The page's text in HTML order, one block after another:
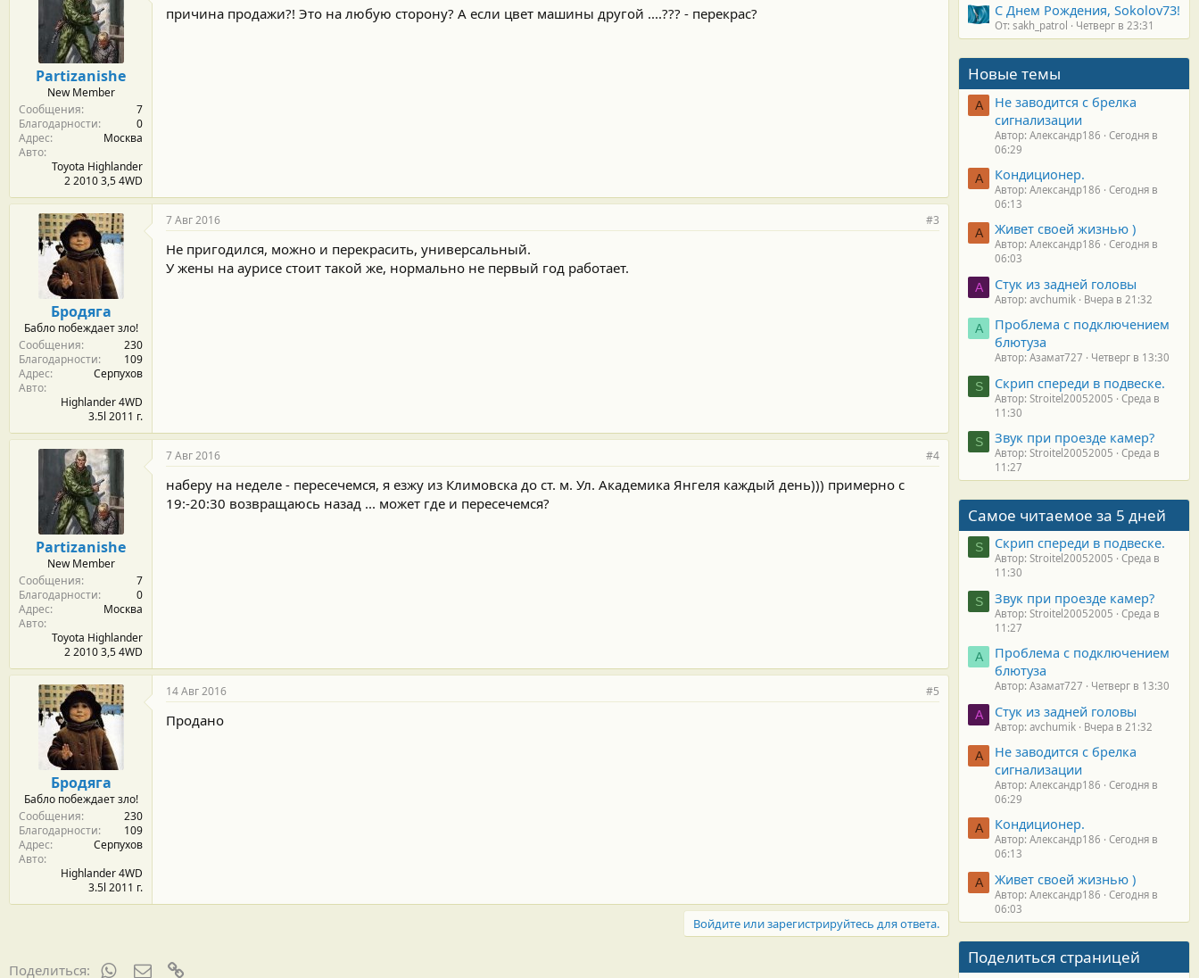
Partizanishe
New Member
Сообщения
7
Благодарности
0
Адрес
Москва
Авто
Toyota Highlander
2 2010 3,5 4WD
причина продажи?! Это на любую сторону? А если цвет машины другой ....??? - перекрас?
Бродяга
Бабло побеждает зло!
Сообщения
230
Благодарности
109
Адрес
Серпухов
Авто
Highlander 4WD
3.5l 2011 г.
7 Авг 2016 #3
Не пригодился, можно и перекрасить, универсальный.
У жены на аурисе стоит такой же, нормально не первый год работает.
Partizanishe
New Member
Сообщения
7
Благодарности
0
Адрес
Москва
Авто
Toyota Highlander
2 2010 3,5 4WD
7 Авг 2016 #4
наберу на неделе - пересечемся, я езжу из Климовска до ст. м. Ул. Академика Янгеля каждый день))) примерно с
19:-20:30 возвращаюсь назад ... может где и пересечемся?
Бродяга
Бабло побеждает зло!
Сообщения
230
Благодарности
109
Адрес
Серпухов
Авто
Highlander 4WD
3.5l 2011 г.
14 Авг 2016 #5
Продано
Войдите или зарегистрируйтесь для ответа.
Поделиться: WhatsAppЭлектронная почта
С Днем Рождения, Sokolov73!
От: sakh_patrol Четверг в 23:31
Новые темы
А
Не заводится с брелка
сигнализации
Автор: Александр186
Сегодня в
06:29
А Кондиционер.
Автор: Александр186
Сегодня в
06:13
А Живет своей жизнью )
Автор: Александр186
Сегодня в
06:03
A Стук из задней головы
Автор: avchumik Вчера в 21:32
А
Проблема с подключением
блютуза
Автор: Азамат727 Четверг в 13:30
S Скрип спереди в подвеске.
Автор: Stroitel20052005
Среда в
11:30
S Звук при проезде камер?
Автор: Stroitel20052005
Среда в
11:27
Самое читаемое за 5 дней
S Скрип спереди в подвеске.
Автор: Stroitel20052005
Среда в
11:30
S Звук при проезде камер?
Автор: Stroitel20052005
Среда в
11:27
А
Проблема с подключением
блютуза
Автор: Азамат727 Четверг в 13:30
A Стук из задней головы
Автор: avchumik Вчера в 21:32
А
Не заводится с брелка
сигнализации
Автор: Александр186
Сегодня в
06:29
А Кондиционер.
Автор: Александр186
Сегодня в
06:13
А Живет своей жизнью )
Автор: Александр186
Сегодня в
06:03
Поделиться страницей